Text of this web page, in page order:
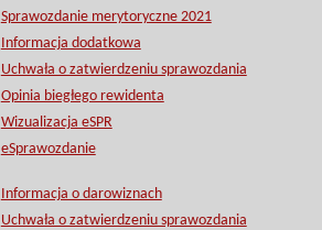
Sprawozdanie merytoryczne 2021
Informacja dodatkowa
Uchwała o zatwierdzeniu sprawozdania
Opinia biegłego rewidenta
Wizualizacja eSPR
eSprawozdanie
Informacja o darowiznach
Uchwała o zatwierdzeniu sprawozdania